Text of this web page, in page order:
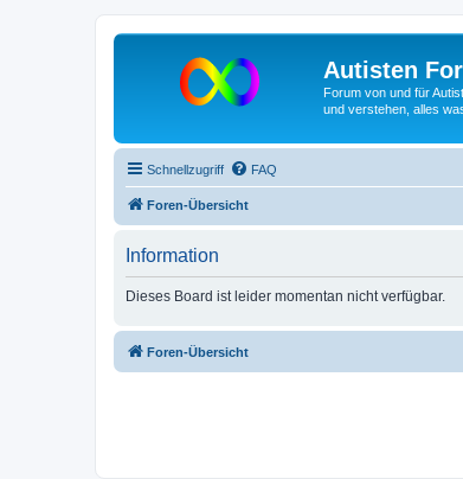
Autisten
Forum von und für
und verstehen, alles
Schnellzugriff FAQ
Foren-Übersicht
Information
Dieses Board ist leider momentan nicht verfügbar.
Foren-Übersicht